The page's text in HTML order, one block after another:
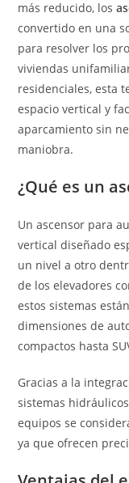
más reducido, los
convertido en una
para resolver los
viviendas
residenciales, esta
espacio vertical y
aparcamiento sin
maniobra.
¿Qué es un
Un ascensor para
vertical diseñado
un nivel a otro
de los elevadores
estos sistemas
dimensiones de
compactos hasta
Gracias a la
sistemas
equipos se
ya que ofrecen